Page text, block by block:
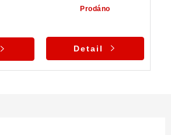
Prodáno
Detail